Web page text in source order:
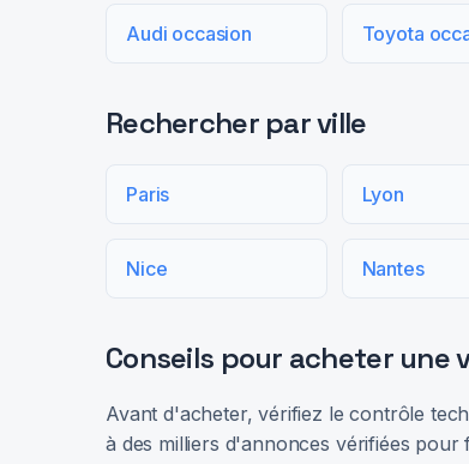
Audi occasion Toyota
Rechercher par ville
Paris Lyon
Nice Nantes
Conseils pour acheter une
Avant d'acheter, vérifiez le contrôle
à des milliers d'annonces vérifiées pour